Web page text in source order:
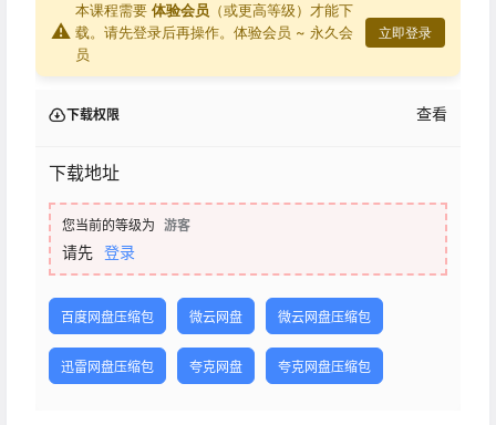
⚠
本课程需要 体验会员 （或更高等级）才能下
载。请先登录后再操作。 体验会员 ~ 永久会
员
立即登录
下载权限 查看
下载地址
您当前的等级为 游客
请先 登录
百度网盘压缩包 微云网盘 微云网盘压缩包
迅雷网盘压缩包 夸克网盘 夸克网盘压缩包